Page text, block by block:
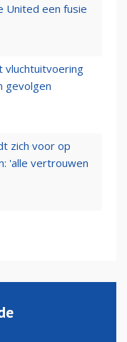
United een fusie
gevolgen
zich voor op
'alle vertrouwen